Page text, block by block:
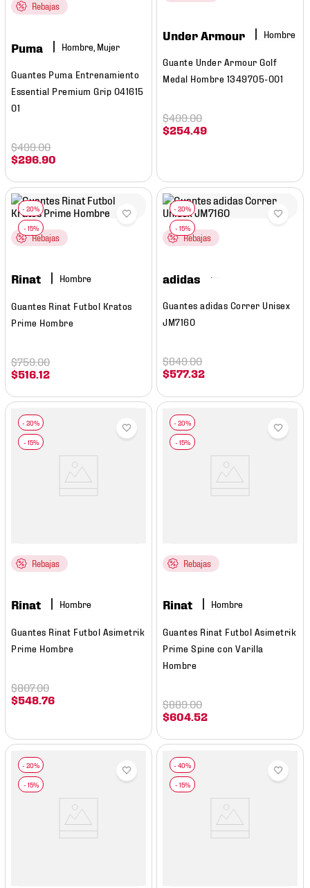
Rebajas
Puma Hombre, Mujer
Guantes Puma Entrenamiento
Essential Premium Grip 041615
01
$296.90
$499.00
Under Armour Hombre
Guante Under Armour Golf
Medal Hombre 1349705-001
$254.49
$499.00
Rebajas
Rinat Hombre
Guantes Rinat Futbol Kratos
Prime Hombre
$516 .12
$759.00
Rebajas
adidas
Guantes adidas Correr Unisex
JM7160
$577.32
$849.00
Rebajas
Rinat Hombre
Guantes Rinat Futbol Asimetrik
Prime Hombre
$548 .76
$807.00
Rebajas
Rinat Hombre
Guantes Rinat Futbol Asimetrik
Prime Spine con Varilla
Hombre
$604 52
$889.00
7.
mochilas
9 .
tenis niño
10. tenis nike